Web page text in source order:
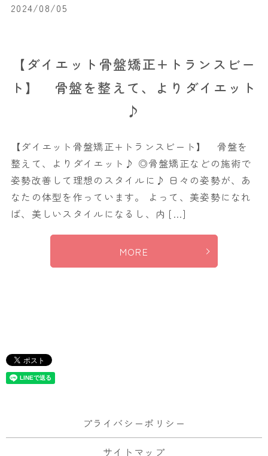
2024/08/05
【ダイエット骨盤矯正+トランスビー
ト】 骨盤を整えて、よりダイエット
♪
【ダイエット骨盤矯正+トランスビート】 骨盤を
整えて、よりダイエット♪ ◎骨盤矯正などの施術で
姿勢改善して理想のスタイルに♪ 日々の姿勢が、あ
なたの体型を作っています。 よって、美姿勢になれ
ば、美しいスタイルになるし、内 […]
MORE
プライバシーポリシー
サイトマップ